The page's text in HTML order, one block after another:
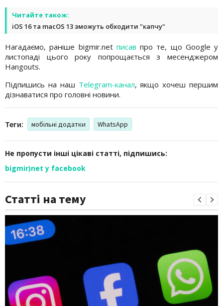
Читайте також:
iOS 16 та macOS 13 зможуть обходити "капчу"
Нагадаємо, раніше bigmir.net писав про те, що Google у
листопаді цього року попрощається з месенджером
Hangouts.
Підпишись на наш Telegram-канал, якщо хочеш першим
дізнаватися про головні новини.
Теги: мобільні додатки WhatsApp
Не пропусти інші цікаві статті, підпишись:
bigmir)net у facebook
Статті на тему